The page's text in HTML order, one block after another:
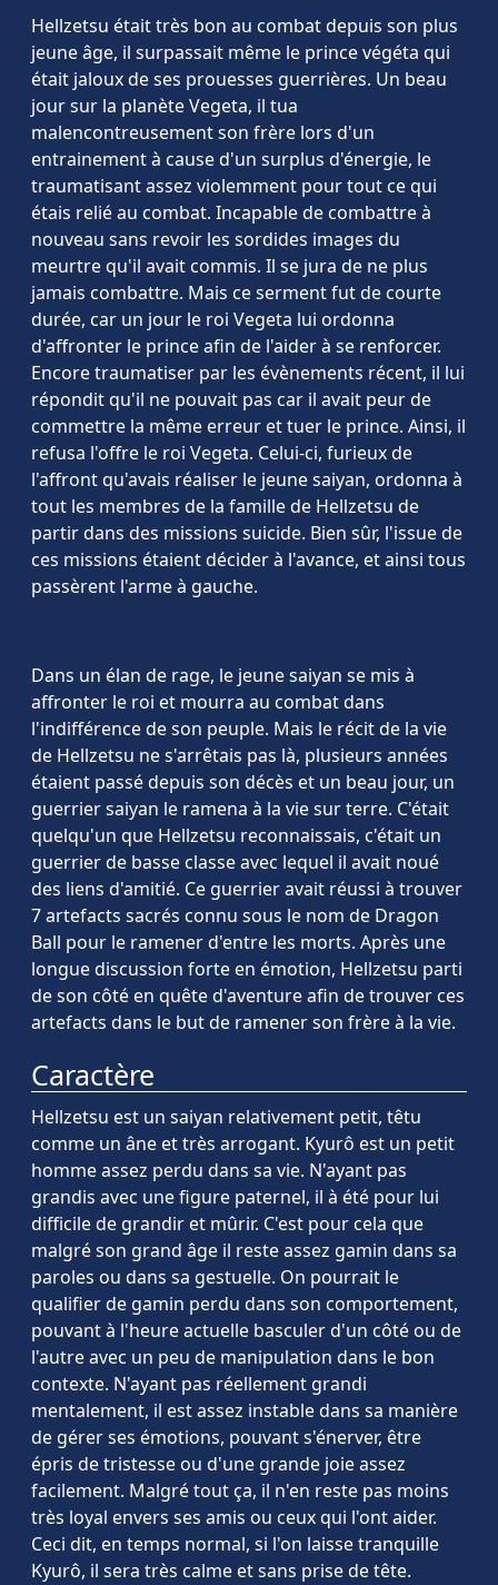
Hellzetsu était très bon au combat depuis son plus
jeune âge, il surpassait même le prince végéta qui
était jaloux de ses prouesses guerrières. Un beau
jour sur la planète Vegeta, il tua
malencontreusement son frère lors d'un
entrainement à cause d'un surplus d'énergie, le
traumatisant assez violemment pour tout ce qui
étais relié au combat. Incapable de combattre à
nouveau sans revoir les sordides images du
meurtre qu'il avait commis. Il se jura de ne plus
jamais combattre. Mais ce serment fut de courte
durée, car un jour le roi Vegeta lui ordonna
d'affronter le prince afin de l'aider à se renforcer.
Encore traumatiser par les évènements récent, il lui
répondit qu'il ne pouvait pas car il avait peur de
commettre la même erreur et tuer le prince. Ainsi, il
refusa l'offre le roi Vegeta. Celui-ci, furieux de
l'affront qu'avais réaliser le jeune saiyan, ordonna à
tout les membres de la famille de Hellzetsu de
partir dans des missions suicide. Bien sûr, l'issue de
ces missions étaient décider à l'avance, et ainsi tous
passèrent l'arme à gauche.
Dans un élan de rage, le jeune saiyan se mis à
affronter le roi et mourra au combat dans
l'indifférence de son peuple. Mais le récit de la vie
de Hellzetsu ne s'arrêtais pas là, plusieurs années
étaient passé depuis son décès et un beau jour, un
guerrier saiyan le ramena à la vie sur terre. C'était
quelqu'un que Hellzetsu reconnaissais, c'était un
guerrier de basse classe avec lequel il avait noué
des liens d'amitié. Ce guerrier avait réussi à trouver
7 artefacts sacrés connu sous le nom de Dragon
Ball pour le ramener d'entre les morts. Après une
longue discussion forte en émotion, Hellzetsu parti
de son côté en quête d'aventure afin de trouver ces
artefacts dans le but de ramener son frère à la vie.
Caractère
Hellzetsu est un saiyan relativement petit, têtu
comme un âne et très arrogant. Kyurô est un petit
homme assez perdu dans sa vie. N'ayant pas
grandis avec une figure paternel, il à été pour lui
difficile de grandir et mûrir. C'est pour cela que
malgré son grand âge il reste assez gamin dans sa
paroles ou dans sa gestuelle. On pourrait le
qualifier de gamin perdu dans son comportement,
pouvant à l'heure actuelle basculer d'un côté ou de
l'autre avec un peu de manipulation dans le bon
contexte. N'ayant pas réellement grandi
mentalement, il est assez instable dans sa manière
de gérer ses émotions, pouvant s'énerver, être
épris de tristesse ou d'une grande joie assez
facilement. Malgré tout ça, il n'en reste pas moins
très loyal envers ses amis ou ceux qui l'ont aider.
Ceci dit, en temps normal, si l'on laisse tranquille
Kyurô, il sera très calme et sans prise de tête.